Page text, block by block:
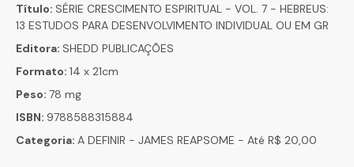
Título: SÉRIE CRESCIMENTO ESPIRITUAL - VOL. 7 - HEBREUS:
13 ESTUDOS PARA DESENVOLVIMENTO INDIVIDUAL OU EM GR
Editora: SHEDD PUBLICAÇÕES
Formato: 14 x 21cm
Peso: 78 mg
ISBN: 9788588315884
Categoria: A DEFINIR - JAMES REAPSOME - Até R$ 20,00